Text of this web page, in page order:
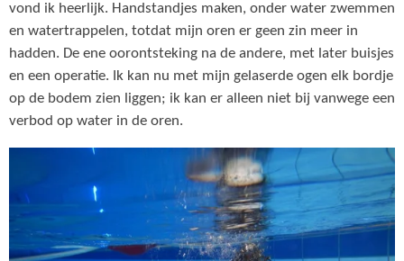
vond ik heerlijk. Handstandjes maken, onder water zwemmen
en watertrappelen, totdat mijn oren er geen zin meer in
hadden. De ene oorontsteking na de andere, met later buisjes
en een operatie. Ik kan nu met mijn gelaserde ogen elk bordje
op de bodem zien liggen; ik kan er alleen niet bij vanwege een
verbod op water in de oren.